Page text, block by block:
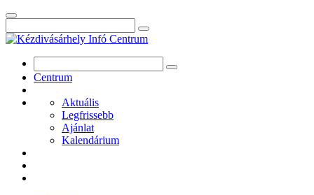
Centrum
Aktuális
Legfrissebb
Ajánlat
Kalendárium